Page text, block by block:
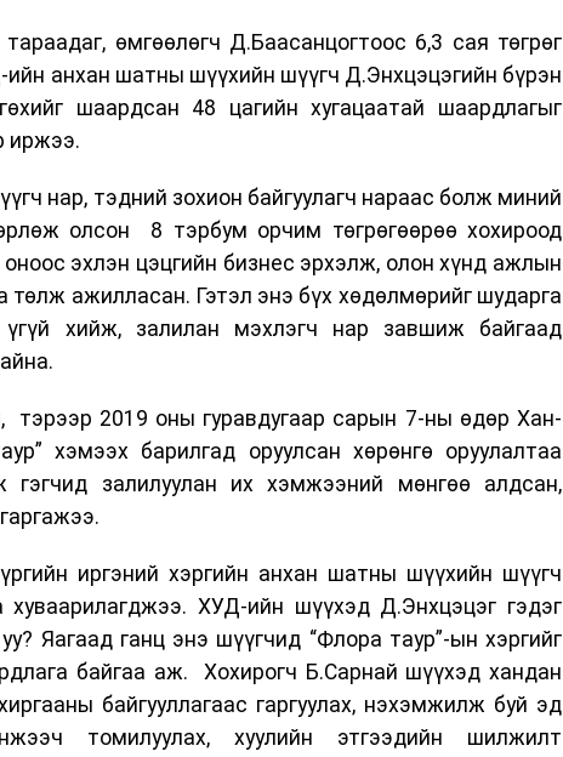
өмгөөлөгч Д.Баасанцогтоос 6,3 сая төгрөг
анхан шатны шүүхийн шүүгч Д.Энхцэцэгийн бүрэн
шаардсан 48 цагийн хугацаатай шаардлагыг
иржээ.
нар, тэдний зохион байгуулагч нараас болж миний
олсон 8 тэрбум орчим төгрөгөөрөө хохироод
эхлэн цэцгийн бизнес эрхэлж, олон хүнд ажлын
төлж ажилласан. Гэтэл энэ бүх хөдөлмөрийг шударга
хийж, залилан мэхлэгч нар завшиж байгаад
тэрээр 2019 оны гуравдугаар сарын 7-ны өдөр Хан-
хэмээх барилгад оруулсан хөрөнгө оруулалтаа
залилуулан их хэмжээний мөнгөө алдсан,
иргэний хэргийн анхан шатны шүүхийн шүүгч
хуваарилагджээ. ХУД-ийн шүүхэд Д.Энхцэцэг гэдэг
Яагаад ганц энэ шүүгчид “Флора таур”-ын хэргийг
байгаа аж. Хохирогч Б.Сарнай шүүхэд хандан
байгууллагаас гаргуулах, нэхэмжилж буй эд
томилуулах, хуулийн этгээдийн шилжилт